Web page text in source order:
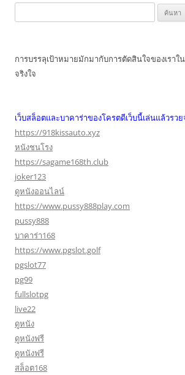
สำหรับ:
การบรรลุเป้าหมายมักมากับการตัดสินใจของเราใ
จริงใจ
เว็บสล็อตและบาคาร่าของโครตดีเว็บนี้เล่นแล้วรวย
https://918kissauto.xyz
หนังชนโรง
https://sagame168th.club
joker123
ดูหนังออนไลน์
https://www.pussy888play.com
pussy888
บาคาร่า168
https://www.pgslot.golf
pgslot77
pg99
fullslotpg
live22
ดูหนัง
ดูหนังฟรี
ดูหนังฟรี
สล็อต168